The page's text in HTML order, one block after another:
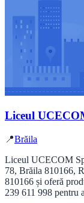
Liceul
📍Brăila
Liceul UCECOM
78, Brăila 810166,
810166 și oferă
239 611 998 pentru